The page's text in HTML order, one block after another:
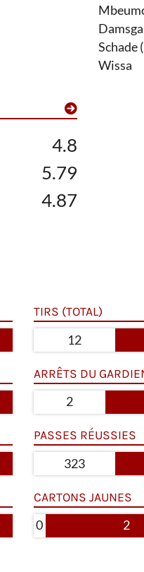
Schade
Wissa
4.8
5.79
4.87
TIRS (TOTAL)
12
ARRÊTS DU
2
PASSES RÉUSSIES
323
CARTONS JAUNES
0 2